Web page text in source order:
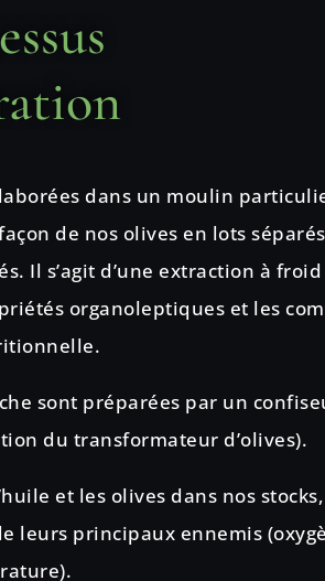
dans un moulin
de nos olives en lots séparés
Il s’agit d’une extraction à
organoleptiques et les
sont préparées par un
du transformateur d’olives).
et les olives dans nos
leurs principaux ennemis